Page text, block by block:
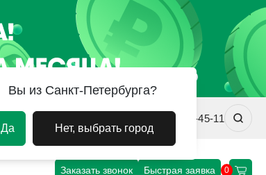
spb@uvm-steel.ru +7 (812) 458-45-11
Заказать звонок Быстрая заявка 0
Вы из Санкт-Петербурга?
Да Нет, выбрать город